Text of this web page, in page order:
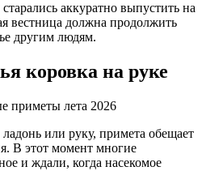
аккуратно выпустить на
вестница должна продолжить
другим людям.
коровка на руке
или руку, примета обещает
В этот момент многие
и ждали, когда насекомое